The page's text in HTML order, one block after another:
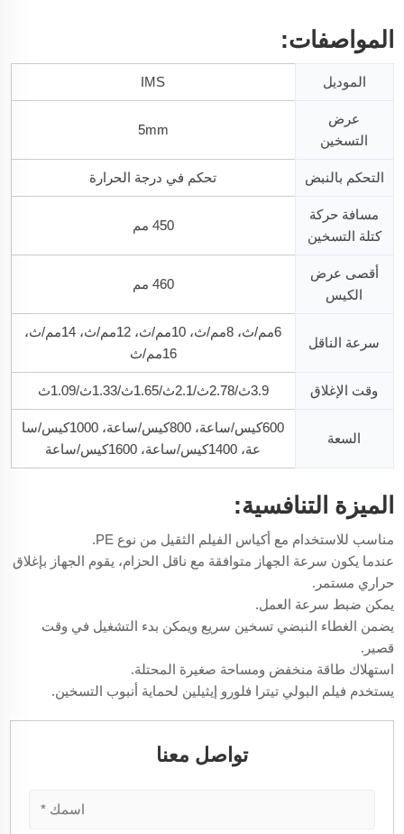
المواصفات:
الموديل IMS
عرض
التسخين
5mm
التحكم بالنبض تحكم في درجة الحرارة
مسافة حركة
كتلة التسخين
450 مم
أقصى عرض
الكيس
460 مم
سرعة الناقل
6مم/ث، 8مم/ث، 10مم/ث، 12مم/ث، 14مم/ث،
16مم/ث
وقت الإغلاق 3.9ث/2.78ث/2.1ث/1.65ث/1.33ث/1.09ث
السعة
600كيس/ساعة، 800كيس/ساعة، 1000كيس/سا
عة، 1400كيس/ساعة، 1600كيس/ساعة
الميزة التنافسية:
مناسب للاستخدام مع أكياس الفيلم الثقيل من نوع PE.
عندما يكون سرعة الجهاز متوافقة مع ناقل الحزام، يقوم الجهاز بإغلاق
حراري مستمر.
يمكن ضبط سرعة العمل.
يضمن الغطاء النبضي تسخين سريع ويمكن بدء التشغيل في وقت
قصير.
استهلاك طاقة منخفض ومساحة صغيرة المحتلة.
يستخدم فيلم البولي تيترا فلورو إيثيلين لحماية أنبوب التسخين.
تواصل معنا